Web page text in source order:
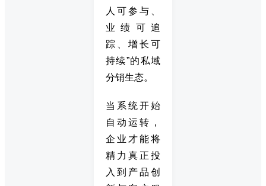
人可参与、
业绩可追
踪、增长可
持续”的私域
分销生态。
当系统开始
自动运转，
企业才能将
精力真正投
入到产品创